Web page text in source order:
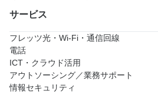
サービス
フレッツ光・Wi-Fi・通信回線
電話
ICT・クラウド活用
アウトソーシング／業務サポート
情報セキュリティ